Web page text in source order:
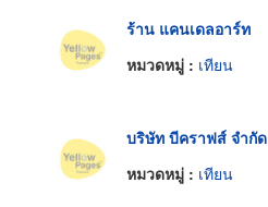
ร้าน แคนเดลอาร์ท
หมวดหมู่ : เทียน
บริษัท บีคราฟส์ จำกัด
หมวดหมู่ : เทียน